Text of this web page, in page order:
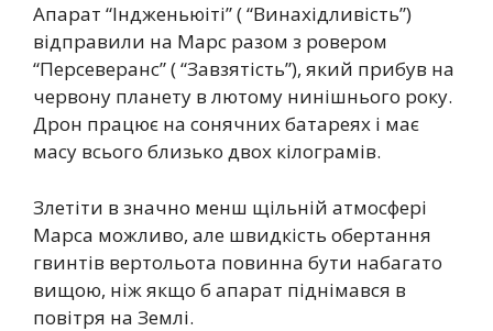
Апарат “Індженьюіті” ( “Винахідливість”)
відправили на Марс разом з ровером
“Персеверанс” ( “Завзятість”), який прибув на
червону планету в лютому нинішнього року.
Дрон працює на сонячних батареях і має
масу всього близько двох кілограмів.
Злетіти в значно менш щільній атмосфері
Марса можливо, але швидкість обертання
гвинтів вертольота повинна бути набагато
вищою, ніж якщо б апарат піднімався в
повітря на Землі.